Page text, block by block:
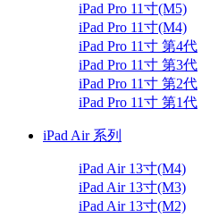
iPad Pro 11寸(M5)
iPad Pro 11寸(M4)
iPad Pro 11寸 第4代
iPad Pro 11寸 第3代
iPad Pro 11寸 第2代
iPad Pro 11寸 第1代
iPad Air 系列
iPad Air 13寸(M4)
iPad Air 13寸(M3)
iPad Air 13寸(M2)